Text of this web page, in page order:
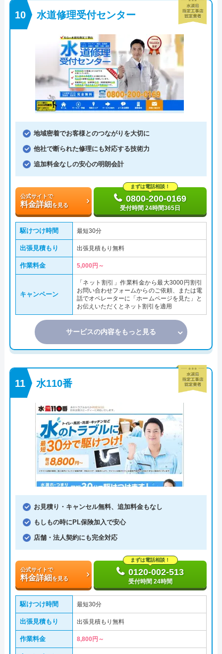
水道修理受付センター
地域密着でお客様とのつながりを大切に
他社で断られた修理にも対応する技術力
追加料金なしの安心の明朗会計
公式サイトで
料金詳細を見る
まずは電話相談！
0800-200-0169
受付時間 24時間365日
駆けつけ時間 最短30分
出張見積もり 出張見積もり無料
作業料金 5,000円～
キャンペーン
「ネット割引」作業料金から最大3000円割引
お問い合わせフォームからのご依頼、または電
話でオペレーターに「ホームページを見た」と
お伝えいただくとネット割引を適用
サービスの内容をもっと見る
水110番
お見積り・キャンセル無料、追加料金もなし
もしもの時にPL保険加入で安心
店舗・法人契約にも完全対応
公式サイトで
料金詳細を見る
まずは電話相談！
0120-002-513
受付時間 24時間
駆けつけ時間 最短30分
出張見積もり 出張見積もり無料
作業料金 8,800円～